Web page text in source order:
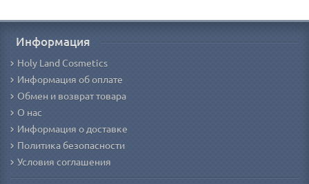
Информация
Holy Land Cosmetics
Информация об оплате
Обмен и возврат товара
О нас
Информация о доставке
Политика безопасности
Условия соглашения